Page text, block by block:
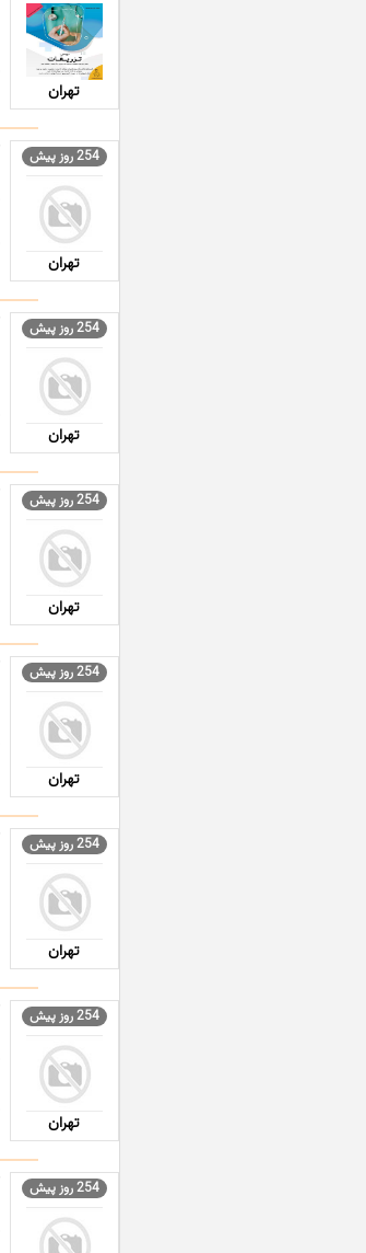
تهران
254 روز پیش
تهران
254 روز پیش
تهران
254 روز پیش
تهران
254 روز پیش
تهران
254 روز پیش
تهران
254 روز پیش
تهران
254 روز پیش